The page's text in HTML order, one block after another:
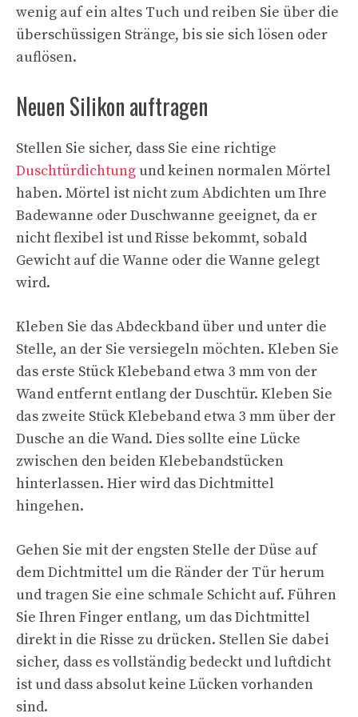
wenig auf ein altes Tuch und reiben Sie über die
überschüssigen Stränge, bis sie sich lösen oder
auflösen.
Neuen Silikon auftragen
Stellen Sie sicher, dass Sie eine richtige
Duschtürdichtung und keinen normalen Mörtel
haben. Mörtel ist nicht zum Abdichten um Ihre
Badewanne oder Duschwanne geeignet, da er
nicht flexibel ist und Risse bekommt, sobald
Gewicht auf die Wanne oder die Wanne gelegt
wird.
Kleben Sie das Abdeckband über und unter die
Stelle, an der Sie versiegeln möchten. Kleben Sie
das erste Stück Klebeband etwa 3 mm von der
Wand entfernt entlang der Duschtür. Kleben Sie
das zweite Stück Klebeband etwa 3 mm über der
Dusche an die Wand. Dies sollte eine Lücke
zwischen den beiden Klebebandstücken
hinterlassen. Hier wird das Dichtmittel
hingehen.
Gehen Sie mit der engsten Stelle der Düse auf
dem Dichtmittel um die Ränder der Tür herum
und tragen Sie eine schmale Schicht auf. Führen
Sie Ihren Finger entlang, um das Dichtmittel
direkt in die Risse zu drücken. Stellen Sie dabei
sicher, dass es vollständig bedeckt und luftdicht
ist und dass absolut keine Lücken vorhanden
sind.